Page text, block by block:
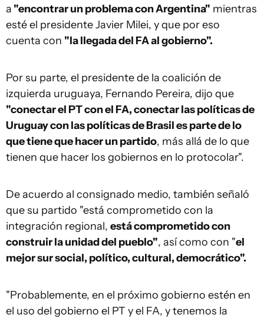
a "encontrar un problema con Argentina" mientras
esté el presidente Javier Milei, y que por eso
cuenta con "la llegada del FA al gobierno".
Por su parte, el presidente de la coalición de
izquierda uruguaya, Fernando Pereira, dijo que
"conectar el PT con el FA, conectar las políticas de
Uruguay con las políticas de Brasil es parte de lo
que tiene que hacer un partido, más allá de lo que
tienen que hacer los gobiernos en lo protocolar".
De acuerdo al consignado medio, también señaló
que su partido "está comprometido con la
integración regional, está comprometido con
construir la unidad del pueblo", así como con "el
mejor sur social, político, cultural, democrático".
"Probablemente, en el próximo gobierno estén en
el uso del gobierno el PT y el FA, y tenemos la